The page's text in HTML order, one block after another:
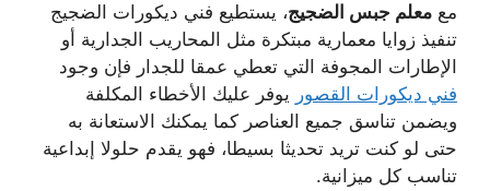
مع معلم جبس الضجيج، يستطيع فني ديكورات الضجيج
تنفيذ زوايا معمارية مبتكرة مثل المحاريب الجدارية أو
الإطارات المجوفة التي تعطي عمقا للجدار فإن وجود
فني ديكورات القصور يوفر عليك الأخطاء المكلفة
ويضمن تناسق جميع العناصر كما يمكنك الاستعانة به
حتى لو كنت تريد تحديثا بسيطا، فهو يقدم حلولا إبداعية
تناسب كل ميزانية.